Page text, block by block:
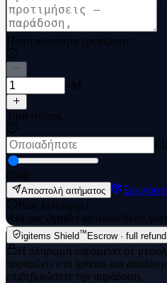
Πόση ποσότητα χρειάζεστε;
×M
Τιμή-στόχος
0500
Αποστολή αιτήματος
Πώς λειτουργεί
·Θα σας ζητηθεί να συνδεθείτε για
igitems Shield™ Escrow · full
Η πληρωμή παραμένει σε
παραμένει στο igitems και
επιβεβαιώσετε την παράδοση.